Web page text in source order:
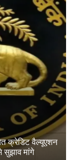
क्रेडिट वैल्यूएशन
सुझाव मांगे